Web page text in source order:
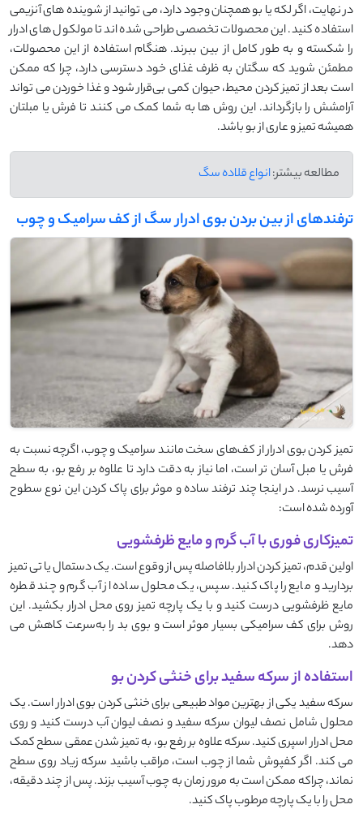
در نهایت، اگر لکه یا بو همچنان وجود دارد، می ‌توانید از شوینده ‌های آنزیمی
استفاده کنید. این محصولات تخصصی طراحی شده ‌اند تا مولکول ‌های ادرار
را شکسته و به‌ طور کامل از بین ببرند. هنگام استفاده از این محصولات،
مطمئن شوید که سگتان به ظرف غذای خود دسترسی دارد، چرا که ممکن
است بعد از تمیز کردن محیط، حیوان کمی بی‌قرار شود و غذا خوردن می‌ تواند
آرامشش را بازگرداند. این روش ‌ها به شما کمک می‌ کنند تا فرش یا مبلتان
همیشه تمیز و عاری از بو باشد.
مطالعه بیشتر:انواع قلاده سگ
ترفندهای از بین بردن بوی ادرار سگ از کف سرامیک و چوب
تمیز کردن بوی ادرار از کف‌های سخت مانند سرامیک و چوب، اگرچه نسبت به
فرش یا مبل آسان‌ تر است، اما نیاز به دقت دارد تا علاوه بر رفع بو، به سطح
آسیب نرسد. در اینجا چند ترفند ساده و موثر برای پاک کردن این نوع سطوح
آورده شده است:
تمیزکاری فوری با آب گرم و مایع ظرفشویی
اولین قدم، تمیز کردن ادرار بلافاصله پس از وقوع است. یک دستمال یا تی تمیز
بردارید و مایع را پاک کنید. سپس، یک محلول ساده از آب گرم و چند قطره
مایع ظرفشویی درست کنید و با یک پارچه تمیز روی محل ادرار بکشید. این
روش برای کف سرامیکی بسیار موثر است و بوی بد را به‌سرعت کاهش می
‌دهد.
استفاده از سرکه سفید برای خنثی کردن بو
سرکه سفید یکی از بهترین مواد طبیعی برای خنثی کردن بوی ادرار است. یک
محلول شامل نصف لیوان سرکه سفید و نصف لیوان آب درست کنید و روی
محل ادرار اسپری کنید. سرکه علاوه بر رفع بو، به تمیز شدن عمقی سطح کمک
می ‌کند. اگر کفپوش شما از چوب است، مراقب باشید سرکه زیاد روی سطح
نماند، چراکه ممکن است به مرور زمان به چوب آسیب بزند. پس از چند دقیقه،
محل را با یک پارچه مرطوب پاک کنید.